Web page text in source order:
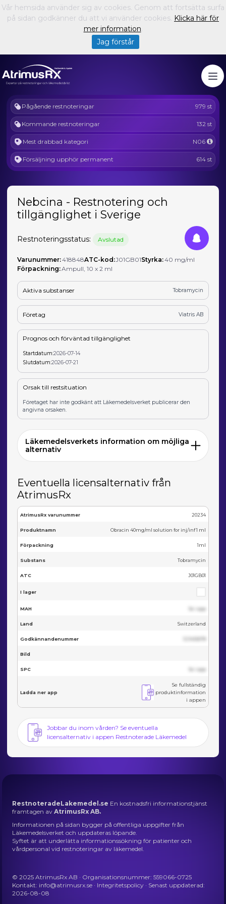
Pågående restnoteringar 979 st
Kommande restnoteringar 132 st
Mest drabbad kategori N06
Försäljning upphör permanent 614 st
Nebcina - Restnotering och
tillgänglighet i Sverige
Restnoteringsstatus: Avslutad
Varunummer:418848ATC-kod:J01GB01Styrka:40 mg/ml
Förpackning:Ampull, 10 x 2 ml
Aktiva substanser Tobramycin
Företag Viatris AB
Prognos och förväntad tillgänglighet
Startdatum:2026-07-14
Slutdatum:2026-07-21
Orsak till restsituation
Företaget har inte godkänt att Läkemedelsverket publicerar den
angivna orsaken.
Läkemedelsverkets information om möjliga
alternativ
Eventuella licensalternativ från
AtrimusRx
AtrimusRx varunummer 20234
Produktnamn Obracin 40mg/ml solution for inj/inf 1 ml
Förpackning 1ml
Substans Tobramycin
ATC J01GB01
I lager
MAH Se i app
Land Switzerland
Godkännandenummer
Bild
SPC Se i app
Ladda ner app
Se fullständig
produktinformation
i appen
Jobbar du inom vården? Se eventuella
licensalternativ i appen Restnoterade Läkemedel
RestnoteradeLakemedel.se En kostnadsfri informationstjänst
framtagen avAtrimusRx AB.
Informationen på sidan bygger på offentliga uppgifter från
Läkemedelsverket och uppdateras löpande.
Syftet är att underlätta informationssökning för patienter och
vårdpersonal vid restnoteringar av läkemedel.
© 2025 AtrimusRx AB · Organisationsnummer: 559066-0725
Kontakt: info@atrimusrx.se · Integritetspolicy · Senast uppdaterad:
2026-08-08
Vår hemsida använder sig av cookies. Genom att fortsätta surfa
på sidan godkänner du att vi använder cookies. Klicka här för
mer information.
Jag förstår